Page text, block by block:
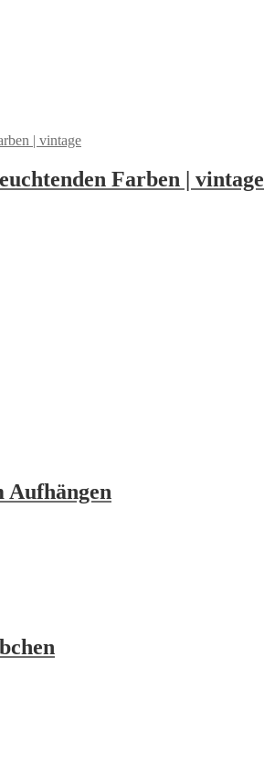
Farben | vintage
Aufhängen